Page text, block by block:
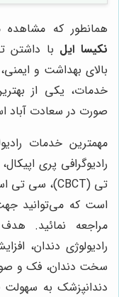
همانطور که مشاهده
نکیسا ایل با داشتن
بالای بهداشت و
خدمات، یکی از
صورت در سعادت آباد
مهمترین خدمات
رادیوگرافی پری
است که می‌توانید
مراجعه نمائید.
رادیولوژی دندان،
سخت دندان، فک و
دندانپزشک به